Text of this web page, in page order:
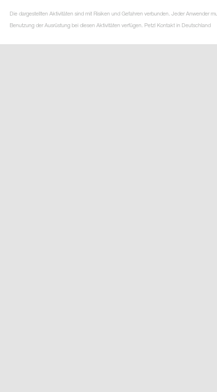
Die dargestellten Aktivitäten sind mit Risiken und Gefahren verbunden. Jeder Anwender
Benutzung der Ausrüstung bei diesen Aktivitäten verfügen. Petzl Kontakt in Deutschland